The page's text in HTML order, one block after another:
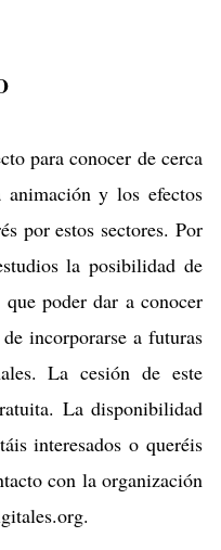
para conocer de cerca
y los efectos
por estos sectores. Por
la posibilidad de
poder dar a conocer
incorporarse a futuras
La cesión de este
La disponibilidad
interesados o queréis
con la organización